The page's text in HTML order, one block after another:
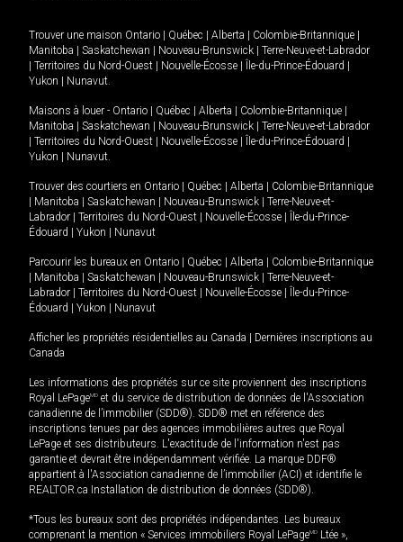
Trouver une maison Ontario | Québec | Alberta | Colombie-Britannique |
Manitoba | Saskatchewan | Nouveau-Brunswick | Terre-Neuve-et-Labrador
| Territoires du Nord-Ouest | Nouvelle-Écosse | Île-du-Prince-Édouard |
Yukon | Nunavut
Maisons à louer - Ontario | Québec | Alberta | Colombie-Britannique |
Manitoba | Saskatchewan | Nouveau-Brunswick | Terre-Neuve-et-Labrador
| Territoires du Nord-Ouest | Nouvelle-Écosse | Île-du-Prince-Édouard |
Yukon | Nunavut
Trouver des courtiers en Ontario | Québec | Alberta | Colombie-Britannique
| Manitoba | Saskatchewan | Nouveau-Brunswick | Terre-Neuve-et-
Labrador | Territoires du Nord-Ouest | Nouvelle-Écosse | Île-du-Prince-
Édouard | Yukon | Nunavut
Parcourir les bureaux en Ontario | Québec | Alberta | Colombie-Britannique
| Manitoba | Saskatchewan | Nouveau-Brunswick | Terre-Neuve-et-
Labrador | Territoires du Nord-Ouest | Nouvelle-Écosse | Île-du-Prince-
Édouard | Yukon | Nunavut
Afficher les propriétés résidentielles au Canada | Dernières inscriptions au
Canada
Les informations des propriétés sur ce site proviennent des inscriptions
Royal LePageMD et du service de distribution de données de l'Association
canadienne de l’immobilier (SDD®). SDD® met en référence des
inscriptions tenues par des agences immobilières autres que Royal
LePage et ses distributeurs. L'exactitude de l'information n'est pas
garantie et devrait être indépendamment vérifiée. La marque DDF®
appartient à l'Association canadienne de l’immobilier (ACI) et identifie le
REALTOR.ca Installation de distribution de données (SDD®).
*Tous les bureaux sont des propriétés indépendantes. Les bureaux
comprenant la mention « Services immobiliers Royal LePageMD Ltée »,